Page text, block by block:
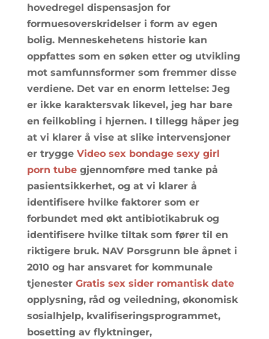
hovedregel dispensasjon for
formuesoverskridelser i form av egen
bolig. Menneskehetens historie kan
oppfattes som en søken etter og utvikling
mot samfunnsformer som fremmer disse
verdiene. Det var en enorm lettelse: Jeg
er ikke karaktersvak likevel, jeg har bare
en feilkobling i hjernen. I tillegg håper jeg
at vi klarer å vise at slike intervensjoner
er trygge Video sex bondage sexy girl
porn tubegjennomføre med tanke på
pasientsikkerhet, og at vi klarer å
identifisere hvilke faktorer som er
forbundet med økt antibiotikabruk og
identifisere hvilke tiltak som fører til en
riktigere bruk. NAV Porsgrunn ble åpnet i
2010 og har ansvaret for kommunale
tjenester Gratis sex sider romantisk date
opplysning, råd og veiledning, økonomisk
sosialhjelp, kvalifiseringsprogrammet,
bosetting av flyktninger,